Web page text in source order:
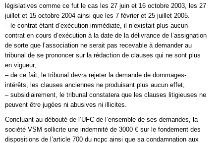
législatives comme ce fut le cas les 27 juin et 16 octobre 2003, les 27
juillet et 15 octobre 2004 ainsi que les 7 février et 25 juillet 2005.
– le contrat étant d’exécution immédiate, il n’existait plus aucun
contrat en cours d’exécution à la date de la délivrance de l’assignation
de sorte que l’association ne serait pas recevable à demander au
tribunal de se prononcer sur la rédaction de clauses qui ne sont plus
en vigueur,
– de ce fait, le tribunal devra rejeter la demande de dommages-
intérêts, les clauses anciennes ne produisant plus aucun effet,
– subsidiairement, le tribunal constatera que les clauses litigieuses ne
peuvent être jugées ni abusives ni illicites.
Concluant au débouté de l’UFC de l’ensemble de ses demandes, la
société VSM sollicite une indemnité de 3000 € sur le fondement des
dispositions de l’article 700 du ncpc ainsi que sa condamnation aux